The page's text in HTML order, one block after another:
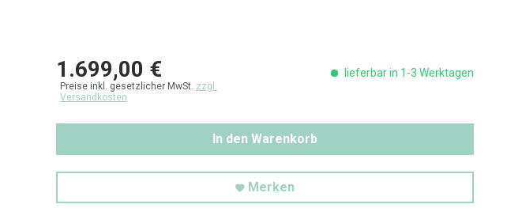
1.699,00 €
Preise inkl. gesetzlicher MwSt. zzgl.
Versandkosten
lieferbar in 1-3 Werktagen
In den Warenkorb
Merken